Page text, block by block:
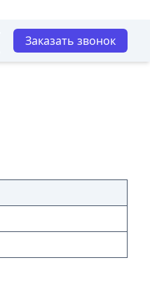
Заказать звонок